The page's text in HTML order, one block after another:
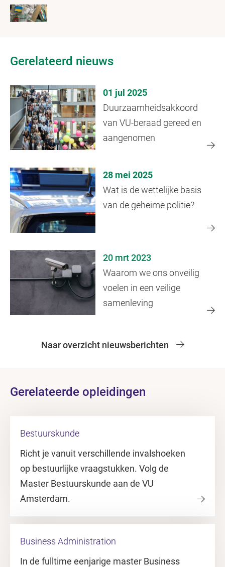
Gerelateerd nieuws
01 jul 2025
Duurzaamheidsakkoord
van VU-beraad gereed en
aangenomen
28 mei 2025
Wat is de wettelijke basis
van de geheime politie?
20 mrt 2023
Waarom we ons onveilig
voelen in een veilige
samenleving
Naar overzicht nieuwsberichten
Gerelateerde opleidingen
Bestuurskunde
Richt je vanuit verschillende invalshoeken
op bestuurlijke vraagstukken. Volg de
Master Bestuurskunde aan de VU
Amsterdam.
Business Administration
In de fulltime eenjarige master Business